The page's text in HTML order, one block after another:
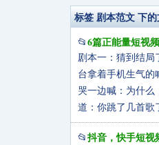
标签 剧本范文 下
📂6篇正能量短视
剧本一：猜到结
台拿着手机生气
哭一边喊：为什
道：你跳了几首歌
📂抖音，快手短视